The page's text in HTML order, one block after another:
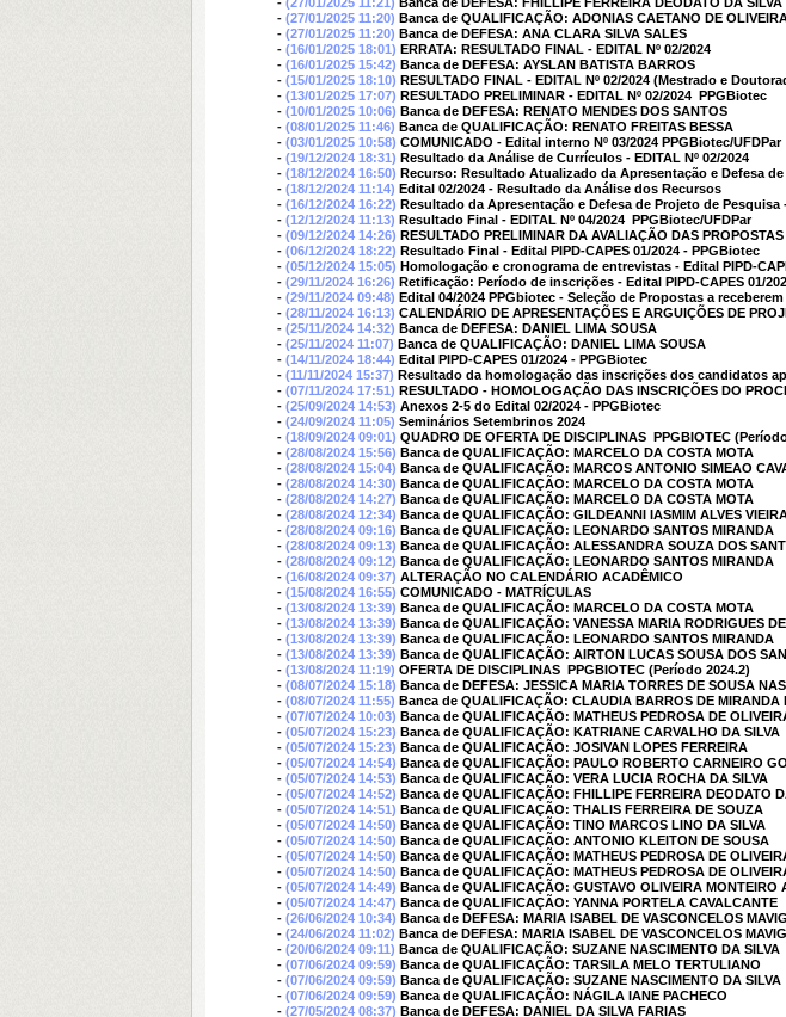
- (27/01/2025 11:20) Banca de QUALIFICAÇÃO: ADONIAS CAETANO DE
- (27/01/2025 11:20) Banca de DEFESA: ANA CLARA SILVA SALES
- (16/01/2025 18:01) ERRATA: RESULTADO FINAL - EDITAL Nº 02/2024
- (16/01/2025 15:42) Banca de DEFESA: AYSLAN BATISTA BARROS
- (15/01/2025 18:10) RESULTADO FINAL - EDITAL Nº 02/2024 (Mestrado e
- (13/01/2025 17:07) RESULTADO PRELIMINAR - EDITAL Nº 02/2024  PPGBiotec
- (10/01/2025 10:06) Banca de DEFESA: RENATO MENDES DOS SANTOS
- (08/01/2025 11:46) Banca de QUALIFICAÇÃO: RENATO FREITAS BESSA
- (03/01/2025 10:58) COMUNICADO - Edital interno Nº 03/2024 PPGBiotec/UFDPar
- (19/12/2024 18:31) Resultado da Análise de Currículos - EDITAL Nº 02/2024
- (18/12/2024 16:50) Recurso: Resultado Atualizado da Apresentação e Defesa de
- (18/12/2024 11:14) Edital 02/2024 - Resultado da Análise dos Recursos
- (16/12/2024 16:22) Resultado da Apresentação e Defesa de Projeto de Pesquisa -
- (12/12/2024 11:13) Resultado Final - EDITAL Nº 04/2024  PPGBiotec/UFDPar
- (09/12/2024 14:26) RESULTADO PRELIMINAR DA AVALIAÇÃO DAS
- (06/12/2024 18:22) Resultado Final - Edital PIPD-CAPES 01/2024 - PPGBiotec
- (05/12/2024 15:05) Homologação e cronograma de entrevistas - Edital PIPD-
- (29/11/2024 16:26) Retificação: Período de inscrições - Edital PIPD-CAPES 01/
- (29/11/2024 09:48) Edital 04/2024 PPGbiotec - Seleção de Propostas a
- (28/11/2024 16:13) CALENDÁRIO DE APRESENTAÇÕES E ARGUIÇÕES DE
- (25/11/2024 14:32) Banca de DEFESA: DANIEL LIMA SOUSA
- (25/11/2024 11:07) Banca de QUALIFICAÇÃO: DANIEL LIMA SOUSA
- (14/11/2024 18:44) Edital PIPD-CAPES 01/2024 - PPGBiotec
- (11/11/2024 15:37) Resultado da homologação das inscrições dos candidatos
- (07/11/2024 17:51) RESULTADO - HOMOLOGAÇÃO DAS INSCRIÇÕES DO
- (25/09/2024 14:53) Anexos 2-5 do Edital 02/2024 - PPGBiotec
- (24/09/2024 11:05) Seminários Setembrinos 2024
- (18/09/2024 09:01) QUADRO DE OFERTA DE DISCIPLINAS  PPGBIOTEC
- (28/08/2024 15:56) Banca de QUALIFICAÇÃO: MARCELO DA COSTA MOTA
- (28/08/2024 15:04) Banca de QUALIFICAÇÃO: MARCOS ANTONIO SIMEAO
- (28/08/2024 14:30) Banca de QUALIFICAÇÃO: MARCELO DA COSTA MOTA
- (28/08/2024 14:27) Banca de QUALIFICAÇÃO: MARCELO DA COSTA MOTA
- (28/08/2024 12:34) Banca de QUALIFICAÇÃO: GILDEANNI IASMIM ALVES
- (28/08/2024 09:16) Banca de QUALIFICAÇÃO: LEONARDO SANTOS MIRANDA
- (28/08/2024 09:13) Banca de QUALIFICAÇÃO: ALESSANDRA SOUZA DOS
- (28/08/2024 09:12) Banca de QUALIFICAÇÃO: LEONARDO SANTOS MIRANDA
- (16/08/2024 09:37) ALTERAÇÃO NO CALENDÁRIO ACADÊMICO
- (15/08/2024 16:55) COMUNICADO - MATRÍCULAS
- (13/08/2024 13:39) Banca de QUALIFICAÇÃO: MARCELO DA COSTA MOTA
- (13/08/2024 13:39) Banca de QUALIFICAÇÃO: VANESSA MARIA RODRIGUES
- (13/08/2024 13:39) Banca de QUALIFICAÇÃO: LEONARDO SANTOS MIRANDA
- (13/08/2024 13:39) Banca de QUALIFICAÇÃO: AIRTON LUCAS SOUSA DOS
- (13/08/2024 11:19) OFERTA DE DISCIPLINAS  PPGBIOTEC (Período 2024.2)
- (08/07/2024 15:18) Banca de DEFESA: JESSICA MARIA TORRES DE SOUSA
- (08/07/2024 11:55) Banca de QUALIFICAÇÃO: CLAUDIA BARROS DE MIRANDA
- (07/07/2024 10:03) Banca de QUALIFICAÇÃO: MATHEUS PEDROSA DE
- (05/07/2024 15:23) Banca de QUALIFICAÇÃO: KATRIANE CARVALHO DA SILVA
- (05/07/2024 15:23) Banca de QUALIFICAÇÃO: JOSIVAN LOPES FERREIRA
- (05/07/2024 14:54) Banca de QUALIFICAÇÃO: PAULO ROBERTO CARNEIRO
- (05/07/2024 14:53) Banca de QUALIFICAÇÃO: VERA LUCIA ROCHA DA SILVA
- (05/07/2024 14:52) Banca de QUALIFICAÇÃO: FHILLIPE FERREIRA DEODATO
- (05/07/2024 14:51) Banca de QUALIFICAÇÃO: THALIS FERREIRA DE SOUZA
- (05/07/2024 14:50) Banca de QUALIFICAÇÃO: TINO MARCOS LINO DA SILVA
- (05/07/2024 14:50) Banca de QUALIFICAÇÃO: ANTONIO KLEITON DE SOUSA
- (05/07/2024 14:50) Banca de QUALIFICAÇÃO: MATHEUS PEDROSA DE
- (05/07/2024 14:50) Banca de QUALIFICAÇÃO: MATHEUS PEDROSA DE
- (05/07/2024 14:49) Banca de QUALIFICAÇÃO: GUSTAVO OLIVEIRA MONTEIRO
- (05/07/2024 14:47) Banca de QUALIFICAÇÃO: YANNA PORTELA CAVALCANTE
- (26/06/2024 10:34) Banca de DEFESA: MARIA ISABEL DE VASCONCELOS
- (24/06/2024 11:02) Banca de DEFESA: MARIA ISABEL DE VASCONCELOS
- (20/06/2024 09:11) Banca de QUALIFICAÇÃO: SUZANE NASCIMENTO DA SILVA
- (07/06/2024 09:59) Banca de QUALIFICAÇÃO: TARSILA MELO TERTULIANO
- (07/06/2024 09:59) Banca de QUALIFICAÇÃO: SUZANE NASCIMENTO DA SILVA
- (07/06/2024 09:59) Banca de QUALIFICAÇÃO: NÁGILA IANE PACHECO
- (27/05/2024 08:37) Banca de DEFESA: DANIEL DA SILVA FARIAS